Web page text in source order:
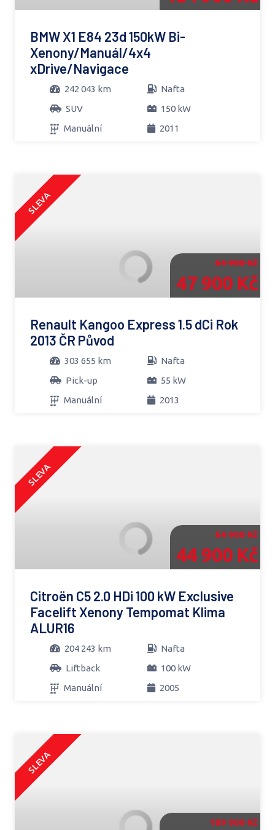
BMW X1 E84 23d 150kW Bi-
Xenony/Manuál/4x4
xDrive/Navigace
242 043 km
Nafta
SUV
150 kW
Manuální
2011
SLEVA
64 900 Kč
47 900 Kč
Renault Kangoo Express 1.5 dCi Rok
2013 ČR Původ
303 655 km
Nafta
Pick-up
55 kW
Manuální
2013
SLEVA
54 900 Kč
44 900 Kč
Citroën C5 2.0 HDi 100 kW Exclusive
Facelift Xenony Tempomat Klima
ALUR16
204 243 km
Nafta
Liftback
100 kW
Manuální
2005
SLEVA
189 900 Kč